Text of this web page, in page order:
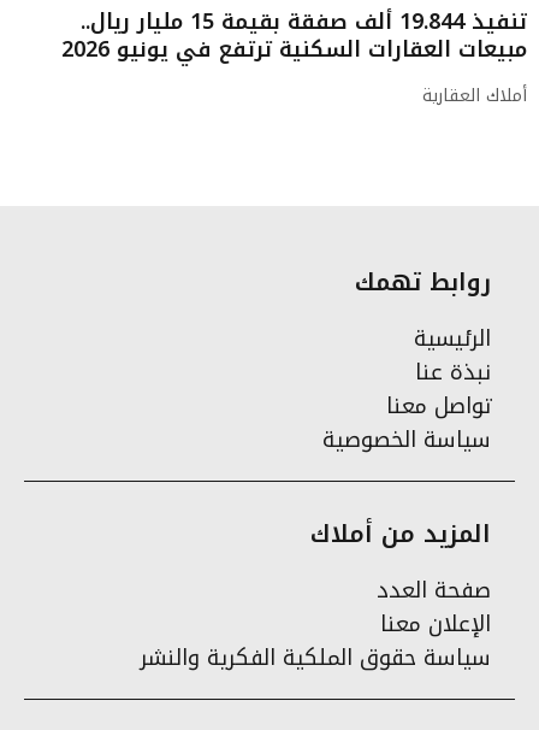
تنفيذ 19.844 ألف صفقة بقيمة 15 مليار ريال..
مبيعات العقارات السكنية ترتفع في يونيو 2026
أملاك العقارية
روابط تهمك
الرئيسية
نبذة عنا
تواصل معنا
سياسة الخصوصية
المزيد من أملاك
صفحة العدد
الإعلان معنا
سياسة حقوق الملكية الفكرية والنشر